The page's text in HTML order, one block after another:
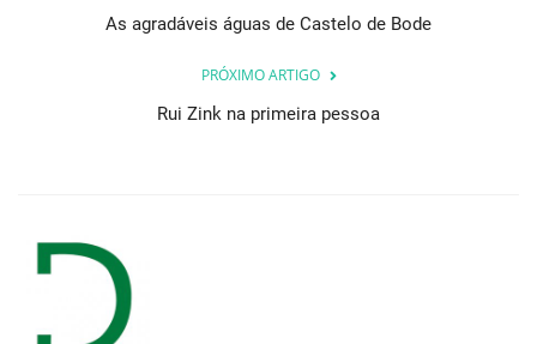
As agradáveis águas de Castelo de Bode
PRÓXIMO ARTIGO
Rui Zink na primeira pessoa